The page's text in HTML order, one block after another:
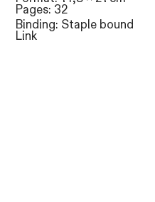
Pages: 32
Binding: Staple bound
Link